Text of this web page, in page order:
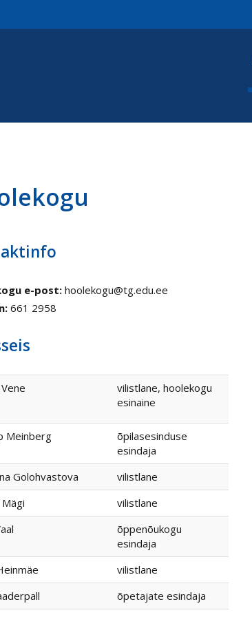
e-post:hoolekogu@tg.edu.ee
661 2958
vilistlane, hoolekogu
esinaine
Meinberg
õpilasesinduse
esindaja
Golohvastova
vilistlane
vilistlane
õppenõukogu
esindaja
vilistlane
õpetajate esindaja